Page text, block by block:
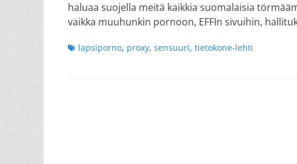
haluaa suojella meitä kaikkia suomalaisia
vaikka muuhunkin pornoon, EFFIn sivuihin,
Tagslapsiporno, proxy, sensuuri, tietokone-lehti